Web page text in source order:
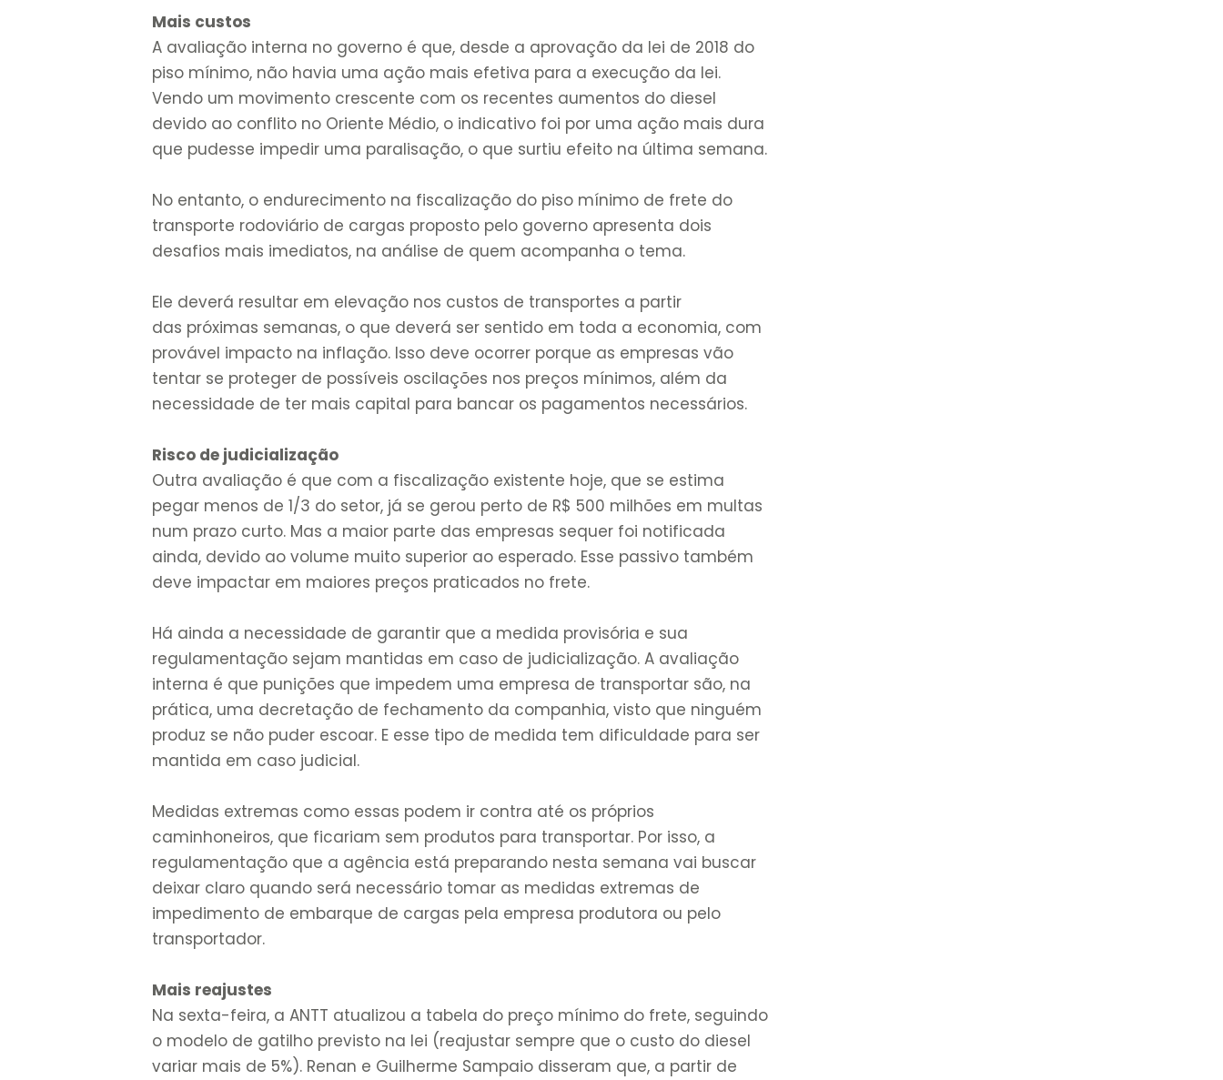
Mais custos
A avaliação interna no governo é que, desde a aprovação da lei de 2018 do
piso mínimo, não havia uma ação mais efetiva para a execução da lei.
Vendo um movimento crescente com os recentes aumentos do diesel
devido ao conflito no Oriente Médio, o indicativo foi por uma ação mais dura
que pudesse impedir uma paralisação, o que surtiu efeito na última semana.
No entanto, o endurecimento na fiscalização do piso mínimo de frete do
transporte rodoviário de cargas proposto pelo governo apresenta dois
desafios mais imediatos, na análise de quem acompanha o tema.
Ele deverá resultar em elevação nos custos de transportes a partir
das próximas semanas, o que deverá ser sentido em toda a economia, com
provável impacto na inflação. Isso deve ocorrer porque as empresas vão
tentar se proteger de possíveis oscilações nos preços mínimos, além da
necessidade de ter mais capital para bancar os pagamentos necessários.
Risco de judicialização
Outra avaliação é que com a fiscalização existente hoje, que se estima
pegar menos de 1/3 do setor, já se gerou perto de R$ 500 milhões em multas
num prazo curto. Mas a maior parte das empresas sequer foi notificada
ainda, devido ao volume muito superior ao esperado. Esse passivo também
deve impactar em maiores preços praticados no frete.
Há ainda a necessidade de garantir que a medida provisória e sua
regulamentação sejam mantidas em caso de judicialização. A avaliação
interna é que punições que impedem uma empresa de transportar são, na
prática, uma decretação de fechamento da companhia, visto que ninguém
produz se não puder escoar. E esse tipo de medida tem dificuldade para ser
mantida em caso judicial.
Medidas extremas como essas podem ir contra até os próprios
caminhoneiros, que ficariam sem produtos para transportar. Por isso, a
regulamentação que a agência está preparando nesta semana vai buscar
deixar claro quando será necessário tomar as medidas extremas de
impedimento de embarque de cargas pela empresa produtora ou pelo
transportador.
Mais reajustes
Na sexta-feira, a ANTT atualizou a tabela do preço mínimo do frete, seguindo
o modelo de gatilho previsto na lei (reajustar sempre que o custo do diesel
variar mais de 5%). Renan e Guilherme Sampaio disseram que, a partir de